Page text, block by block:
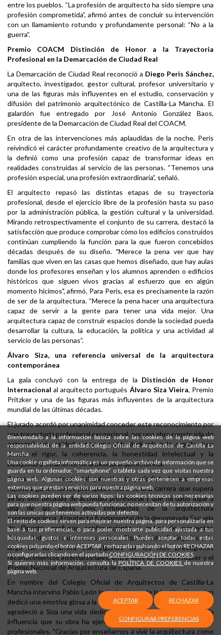
entre los pueblos. “La profesión de arquitecto ha sido siempre una
profesión comprometida”, afirmó antes de concluir su intervención
con un llamamiento rotundo y profundamente personal: “No a la
guerra”.
Premio COACM Distinción de Honor a la Trayectoria
Profesional en la Demarcación de Ciudad Real
La Demarcación de Ciudad Real reconoció a Diego Peris Sánchez,
arquitecto, investigador, gestor cultural, profesor universitario y
una de las figuras más influyentes en el estudio, conservación y
difusión del patrimonio arquitectónico de Castilla-La Mancha. El
galardón fue entregado por José Antonio González Baos,
presidente de la Demarcación de Ciudad Real del COACM.
En otra de las intervenciones más aplaudidas de la noche, Peris
reivindicó el carácter profundamente creativo de la arquitectura y
la definió como una profesión capaz de transformar ideas en
realidades construidas al servicio de las personas. “Tenemos una
profesión especial, una profesión extraordinaria”, señaló.
El arquitecto repasó las distintas etapas de su trayectoria
profesional, desde el ejercicio libre de la profesión hasta su paso
por la administración pública, la gestión cultural y la universidad.
Mirando retrospectivamente el conjunto de su carrera, destacó la
satisfacción que produce comprobar cómo los edificios construidos
continúan cumpliendo la función para la que fueron concebidos
décadas después de su diseño. "Merece la pena ver que hay
familias que viven en las casas que hemos diseñado, que hay aulas
donde los profesores enseñan y los alumnos aprenden o edificios
históricos que siguen vivos gracias al esfuerzo que en algún
momento hicimos", afirmó. Para Peris, esa es precisamente la razón
de ser de la arquitectura. “Merece la pena hacer una arquitectura
capaz de servir a la gente para tener una vida mejor. Una
arquitectura capaz de construir espacios donde la sociedad pueda
desarrollar la cultura, la educación, la política y una actividad al
servicio de las personas”.
Álvaro Siza, una referencia universal de la arquitectura
contemporánea
La gala concluyó con la entrega de la Distinción de Honor
Internacional al arquitecto portugués Álvaro Siza Vieira, Premio
Pritzker y una de las figuras más influyentes de la arquitectura
mundial de las últimas décadas.
El jurado acordó por unanimidad conceder este reconocimiento por
una trayectoria profesional excepcional, por una obra construida de
extraordinaria calidad y por una vida dedicada a la arquitectura
desde el rigor, la coherencia, la honestidad intelectual y la
búsqueda permanente de la belleza arquitectónica.
Antes de la entrega del galardón, la periodista Lorena García
repasó algunos de los principales hitos de una carrera que supera
ya las seis décadas de actividad profesional y que ha dado lugar a
una de las obras más influyentes de la arquitectura
contemporánea. Arquitecto fundamental de la denominada Escuela
de Oporto, profesor, conferenciante y autor de proyectos
desarrollados en numerosos países, Siza ha sido distinguido a lo
largo de su carrera con algunos de los más prestigiosos
reconocimientos internacionales, entre ellos el Premio Pritzker y el
Premio Nacional de Arquitectura de España.
En nombre del Colegio Oficial de Arquitectos de Castilla-La
Mancha intervino Pablo León Irujo, tesorero de la institución, quien
dedicó una emotiva glosa a la figura del arquitecto portugués. León
agradeció a Siza una vida dedicada a la arquitectura y destacó la
influencia que su obra ha ejercido sobre varias generaciones de
profesionales. "Gracias por enseñarnos a vivir la arquitectura como
Bienvenida/o a la información básica sobre las cookies de la página web
responsabilidad de la entidad:Colegio Oficial de Arquitectos de Castilla La
Mancha
Una cookie o galleta informática es un pequeño archivo de información que se
guarda en tu ordenador, “smartphone” o tableta cada vez que visitas nuestra
página web. Algunas cookies son nuestras y otras pertenecen a empresas
externas que prestan servicios para nuestra página web.
Las cookies pueden ser de varios tipos: las cookies técnicas son necesarias
para que nuestra página web pueda funcionar, no necesitan de tu autorización y
son las únicas que tenemos activadas por defecto.
El resto de cookies sirven para mejorar nuestra página, para personalizarla en
base a tus preferencias, o para poder mostrarte publicidad ajustada a tus
búsquedas, gustos e intereses personales. Puedes aceptar todas estas
cookies pulsando el botón ACEPTAR, rechazarlas pulsando el botón RECHAZAR
o configurarlas clicando en el apartado CONFIGURACIÓN DE COOKIES.
Si quieres más información, consulta la POLÍTICA DE COOKIES de nuestra
página web.
ACEPTAR RECHAZAR
CONFIGURAR PREFERENCIAS